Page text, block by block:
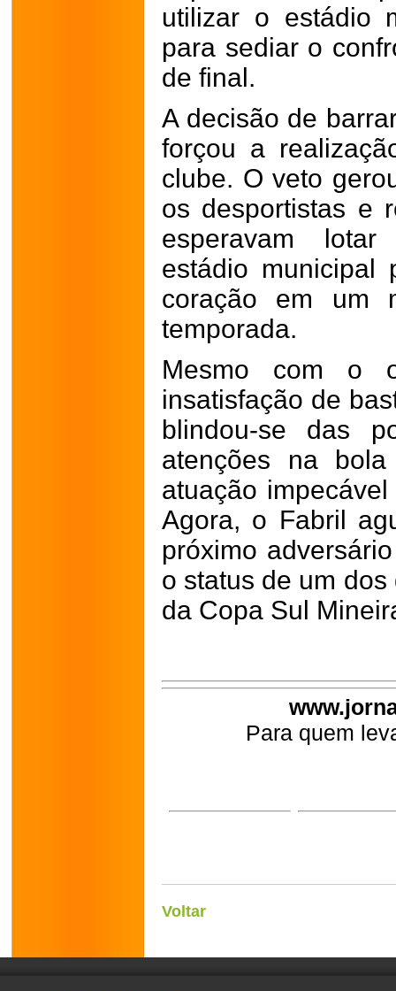
utilizar o estádio
para sediar o
de final.
A decisão de
forçou a
clube. O veto
os desportistas e
esperavam
estádio municipal
coração em um
temporada.
Mesmo com o
insatisfação de
blindou-se das
atenções na
atuação
Agora, o Fabril
próximo
o status de um
da Copa Sul
Para quem
Voltar